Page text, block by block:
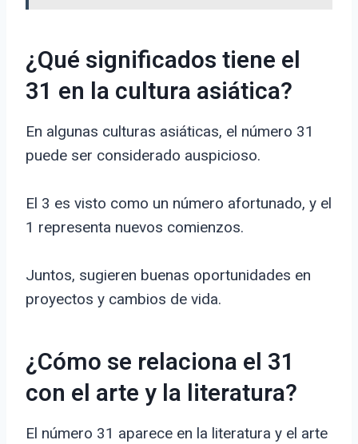
¿Qué significados tiene el
31 en la cultura asiática?
En algunas culturas asiáticas, el número 31
puede ser considerado auspicioso.
El 3 es visto como un número afortunado, y el
1 representa nuevos comienzos.
Juntos, sugieren buenas oportunidades en
proyectos y cambios de vida.
¿Cómo se relaciona el 31
con el arte y la literatura?
El número 31 aparece en la literatura y el arte